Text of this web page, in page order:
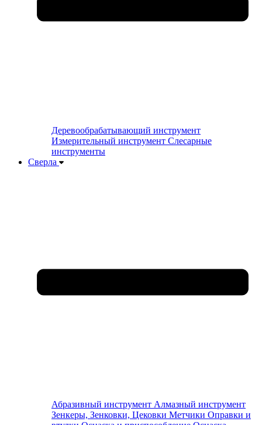
Деревообрабатывающий инструмент
Измерительный инструмент Слесарные
инструменты
Сверла
Абразивный инструмент Алмазный инструмент
Зенкеры, Зенковки, Цековки Метчики Оправки и